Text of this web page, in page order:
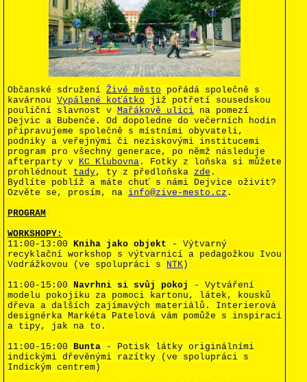
Občanské sdružení Živé město pořádá společně s
kavárnou Vypálené koťátko již potřetí sousedskou
pouliční slavnost v Mařákově ulici na pomezí
Dejvic a Bubenče. Od dopoledne do večerních hodin
připravujeme společně s místními obyvateli,
podniky a veřejnými či neziskovými institucemi
program pro všechny generace, po němž následuje
afterparty v KC Klubovna . Fotky z loňska si můžete
prohlédnout tady, ty z předloňska zde .
Bydlíte poblíž a máte chuť s námi Dejvice oživit?
Ozvěte se, prosím, na info@zive-mesto.cz .
PROGRAM
WORKSHOPY:
11:00-13:00 Kniha jako objekt - Výtvarný
recyklační workshop s výtvarnicí a pedagožkou Ivou
Vodrážkovou (ve spolupráci s NTK )
11:00-15:00 Navrhni si svůj pokoj
- Vytváření
modelu pokojíku za pomoci kartonu, látek, kousků
dřeva a dalších zajímavých materiálů. Interierová
designérka Markéta Patelová vám pomůže s inspirací
a tipy, jak na to.
11:00-15:00 Bunta - Potisk látky originálními
indickými dřevěnými razítky (ve spolupráci s
Indickým centrem)